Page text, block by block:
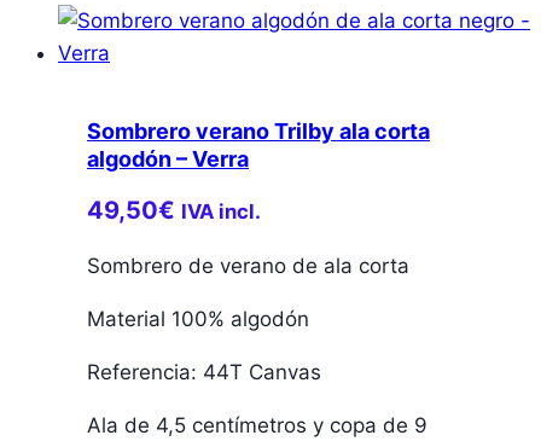
Sombrero verano Trilby ala corta
algodón – Verra
49,50€ IVA incl.
Sombrero de verano de ala corta
Material 100% algodón
Referencia: 44T Canvas
Ala de 4,5 centímetros y copa de 9